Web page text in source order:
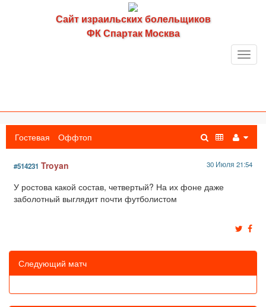
Сайт израильских болельщиков
ФК Спартак Москва
Гостевая Оффтоп
#514231 Troyan 30 Июля 21:54
У ростова какой состав, четвертый? На их фоне даже
заболотный выглядит почти футболистом
Следующий матч